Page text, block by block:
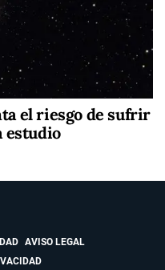
el riesgo de sufrir
estudio
AVISO LEGAL